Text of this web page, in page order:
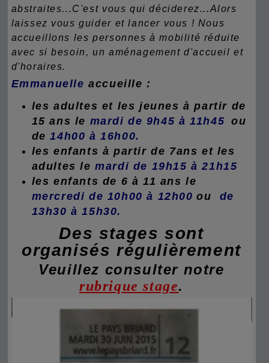
abstraites...C'est vous qui déciderez...Alors
laissez vous guider et lancer vous ! Nous
accueillons les personnes à mobilité réduite
avec si besoin, un aménagement d'accueil et
d'horaires.
Emmanuelleaccueille :
les adultes et les jeunes à partir de
15 ans le mardi de 9h45 à 11h45
ou
de14h00 à 16h00.
les enfants à partir de 7ans et les
adultes lemardi de 19h15 à 21h15
les enfants de 6 à 11 ans le
mercredi de 10h00 à 12h00 ou
de
13h30 à 15h30.
Des stages sont
organisés régulièrement
Veuillez consulter notre
rubrique stage.